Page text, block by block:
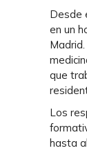
Desde
en un
que
Los
hasta